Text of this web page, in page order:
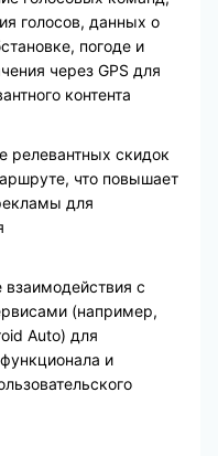
голосов, данных о
погоде и
через GPS для
контента
релевантных скидок
что повышает
для
с
(например,
Auto) для
и